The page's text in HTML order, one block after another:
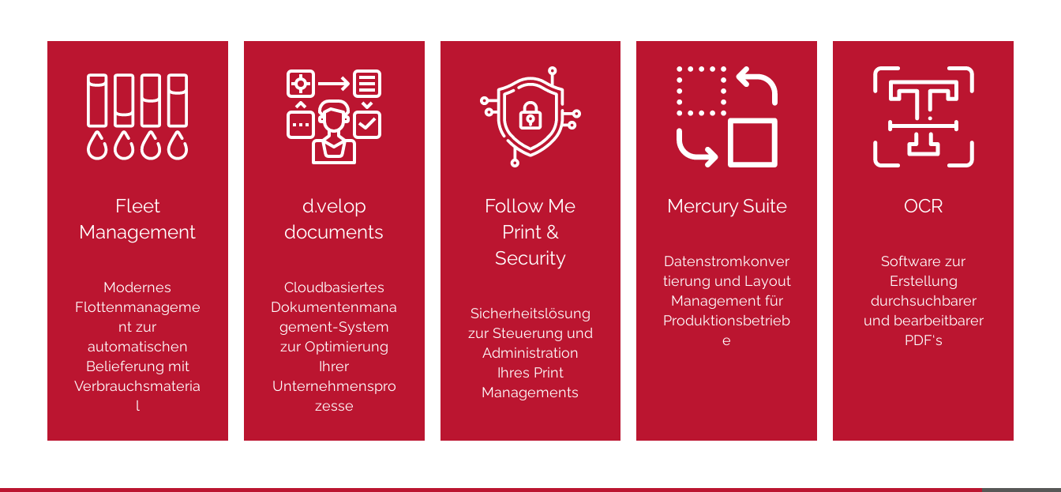
Fleet
Management
Modernes
Flottenmanageme
nt zur
automatischen
Belieferung mit
Verbrauchsmateria
l
d.velop
documents
Cloudbasiertes
Dokumentenmana
gement-System
zur Optimierung
Ihrer
Unternehmenspro
zesse
Follow Me
Print &
Security
Sicherheitslösung
zur Steuerung und
Administration
Ihres Print
Managements
Mercury Suite
Datenstromkonver
tierung und Layout
Management für
Produktionsbetrieb
e
OCR
Software zur
Erstellung
durchsuchbarer
und bearbeitbarer
PDF‘s